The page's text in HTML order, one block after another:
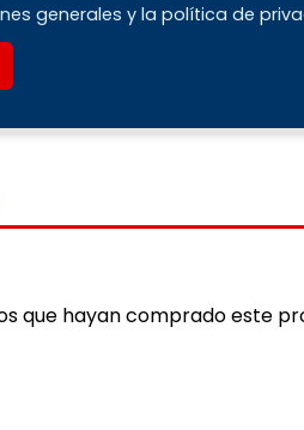
generales y la política de
que hayan comprado este